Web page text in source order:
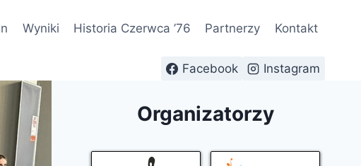
Wyniki Historia Czerwca ’76 Partnerzy Kontakt
Facebook Instagram
Organizatorzy